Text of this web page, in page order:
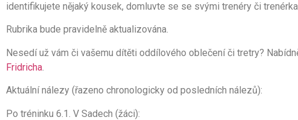
identifikujete nějaký kousek, domluvte se se svými trenéry či
Rubrika bude pravidelně aktualizována.
Nesedí už vám či vašemu dítěti oddílového oblečení či tretry?
Fridricha
Aktuální nálezy (řazeno chronologicky od posledních nálezů):
Po tréninku 6.1. V Sadech (žáci):